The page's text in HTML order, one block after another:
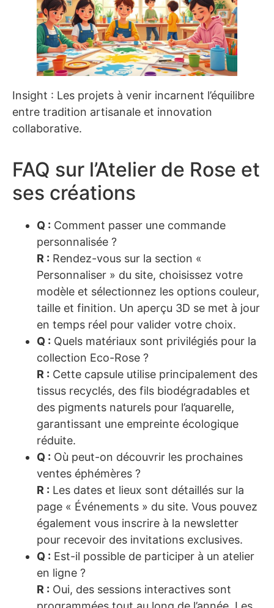
Insight : Les projets à venir incarnent l’équilibre
entre tradition artisanale et innovation
collaborative.
FAQ sur l’Atelier de Rose et
ses créations
Q : Comment passer une commande
personnalisée ?
R : Rendez-vous sur la section «
Personnaliser » du site, choisissez votre
modèle et sélectionnez les options couleur,
taille et finition. Un aperçu 3D se met à jour
en temps réel pour valider votre choix.
Q : Quels matériaux sont privilégiés pour la
collection Eco-Rose ?
R : Cette capsule utilise principalement des
tissus recyclés, des fils biodégradables et
des pigments naturels pour l’aquarelle,
garantissant une empreinte écologique
réduite.
Q : Où peut-on découvrir les prochaines
ventes éphémères ?
R : Les dates et lieux sont détaillés sur la
page « Événements » du site. Vous pouvez
également vous inscrire à la newsletter
pour recevoir des invitations exclusives.
Q : Est-il possible de participer à un atelier
en ligne ?
R : Oui, des sessions interactives sont